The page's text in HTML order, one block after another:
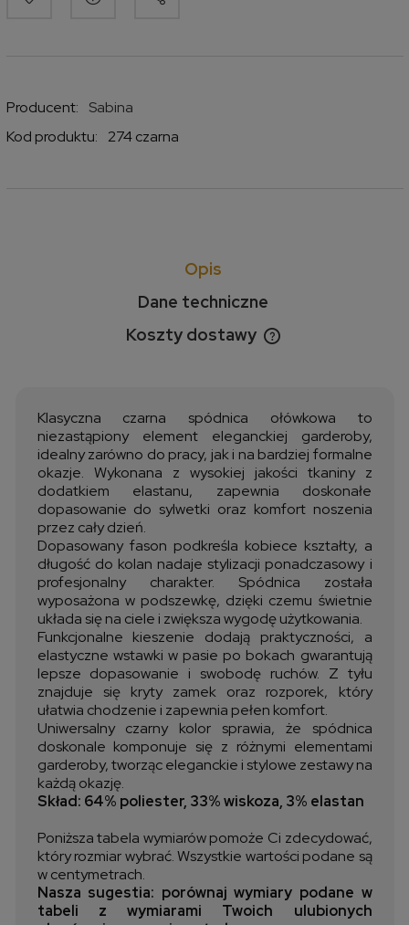
Producent:
Sabina
Kod produktu:
274 czarna
Opis
Dane techniczne
Koszty dostawy
Cena nie zawiera ewentualnych kosztów płatności
Klasyczna czarna spódnica ołówkowa to
niezastąpiony element eleganckiej garderoby,
idealny zarówno do pracy, jak i na bardziej formalne
okazje. Wykonana z wysokiej jakości tkaniny z
dodatkiem elastanu, zapewnia doskonałe
dopasowanie do sylwetki oraz komfort noszenia
przez cały dzień.
Dopasowany fason podkreśla kobiece kształty, a
długość do kolan nadaje stylizacji ponadczasowy i
profesjonalny charakter. Spódnica została
wyposażona w podszewkę, dzięki czemu świetnie
układa się na ciele i zwiększa wygodę użytkowania.
Funkcjonalne kieszenie dodają praktyczności, a
elastyczne wstawki w pasie po bokach gwarantują
lepsze dopasowanie i swobodę ruchów. Z tyłu
znajduje się kryty zamek oraz rozporek, który
ułatwia chodzenie i zapewnia pełen komfort.
Uniwersalny czarny kolor sprawia, że spódnica
doskonale komponuje się z różnymi elementami
garderoby, tworząc eleganckie i stylowe zestawy na
każdą okazję.
Skład: 64% poliester, 33% wiskoza, 3% elastan
Poniższa tabela wymiarów pomoże Ci zdecydować,
który rozmiar wybrać. Wszystkie wartości podane są
w centymetrach.
Nasza sugestia: porównaj wymiary podane w
tabeli z wymiarami Twoich ulubionych